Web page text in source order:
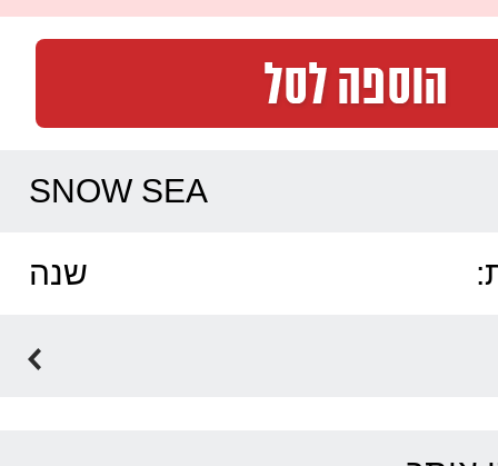
SNOW SEA
שנה